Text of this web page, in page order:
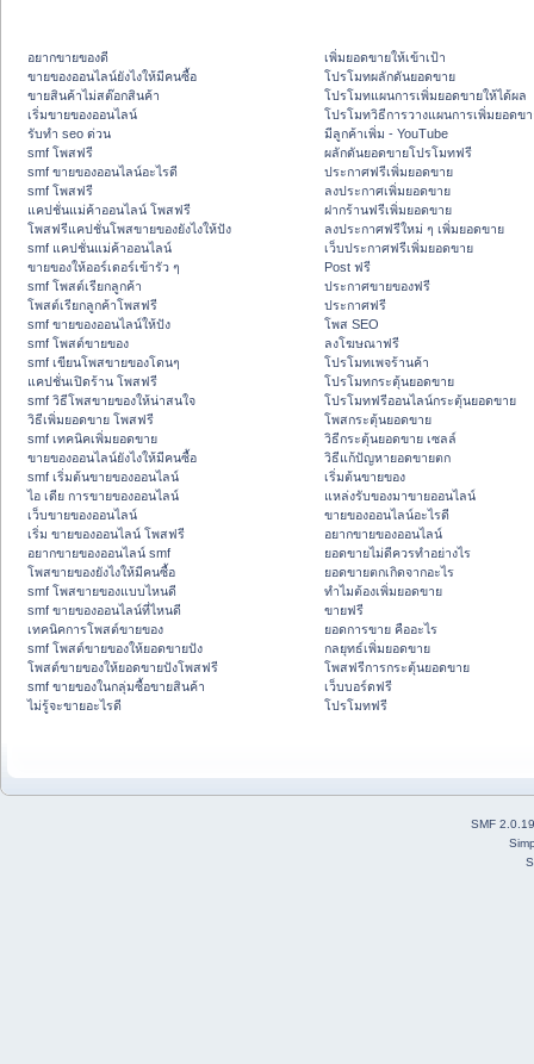
อยากขายของดี
ขายของออนไลน์ยังไงให้มีคนซื้อ
ขายสินค้าไม่สต๊อกสินค้า
เริ่มขายของออนไลน์
รับทำ seo ด่วน
smf โพสฟรี
smf ขายของออนไลน์อะไรดี
smf โพสฟรี
แคปชั่นแม่ค้าออนไลน์ โพสฟรี
โพสฟรีแคปชั่นโพสขายของยังไงให้ปัง
smf แคปชั่นแม่ค้าออนไลน์
ขายของให้ออร์เดอร์เข้ารัว ๆ
smf โพสต์เรียกลูกค้า
โพสต์เรียกลูกค้าโพสฟรี
smf ขายของออนไลน์ให้ปัง
smf โพสต์ขายของ
smf เขียนโพสขายของโดนๆ
แคปชั่นเปิดร้าน โพสฟรี
smf วิธีโพสขายของให้น่าสนใจ
วิธีเพิ่มยอดขาย โพสฟรี
smf เทคนิคเพิ่มยอดขาย
ขายของออนไลน์ยังไงให้มีคนซื้อ
smf เริ่มต้นขายของออนไลน์
ไอ เดีย การขายของออนไลน์
เว็บขายของออนไลน์
เริ่ม ขายของออนไลน์ โพสฟรี
อยากขายของออนไลน์ smf
โพสขายของยังไงให้มีคนซื้อ
smf โพสขายของแบบไหนดี
smf ขายของออนไลน์ที่ไหนดี
เทคนิคการโพสต์ขายของ
smf โพสต์ขายของให้ยอดขายปัง
โพสต์ขายของให้ยอดขายปังโพสฟรี
smf ขายของในกลุ่มซื้อขายสินค้า
ไม่รู้จะขายอะไรดี
เพิ่มยอดขายให้เข้าเป้า
โปรโมทผลักดันยอดขาย
โปรโมทแผนการเพิ่มยอดขายให้ได้ผล
โปรโมทวิธีการวางแผนการเพิ่มยอดข
มีลูกค้าเพิ่ม - YouTube
ผลักดันยอดขายโปรโมทฟรี
ประกาศฟรีเพิ่มยอดขาย
ลงประกาศเพิ่มยอดขาย
ฝากร้านฟรีเพิ่มยอดขาย
ลงประกาศฟรีใหม่ ๆ เพิ่มยอดขาย
เว็บประกาศฟรีเพิ่มยอดขาย
Post ฟรี
ประกาศขายของฟรี
ประกาศฟรี
โพส SEO
ลงโฆษณาฟรี
โปรโมทเพจร้านค้า
โปรโมทกระตุ้นยอดขาย
โปรโมทฟรีออนไลน์กระตุ้นยอดขาย
โพสกระตุ้นยอดขาย
วิธีกระตุ้นยอดขาย เซลล์
วิธีแก้ปัญหายอดขายตก
เริ่มต้นขายของ
แหล่งรับของมาขายออนไลน์
ขายของออนไลน์อะไรดี
อยากขายของออนไลน์
ยอดขายไม่ดีควรทำอย่างไร
ยอดขายตกเกิดจากอะไร
ทำไมต้องเพิ่มยอดขาย
ขายฟรี
ยอดการขาย คืออะไร
กลยุทธ์เพิ่มยอดขาย
โพสฟรีการกระตุ้นยอดขาย
เว็บบอร์ดฟรี
โปรโมทฟรี
SMF 2.0.19